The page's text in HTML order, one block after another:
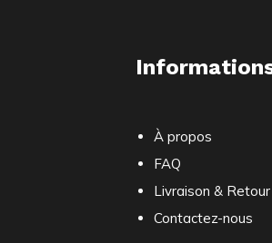
À propos
FAQ
Livraison & Retour
Contactez-nous